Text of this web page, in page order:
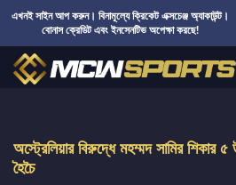
এখনই সাইন আপ করুন। বিনামূল্যে ক্রিকেট এক্সচেঞ্জ অ্যাকাউন্ট।
বোনাস ক্রেডিট এবং ইনসেনটিভ অপেক্ষা করছে!
অস্ট্রেলিয়ার বিরুদ্ধে মহম্মদ সামির শিকার
হৈচৈ